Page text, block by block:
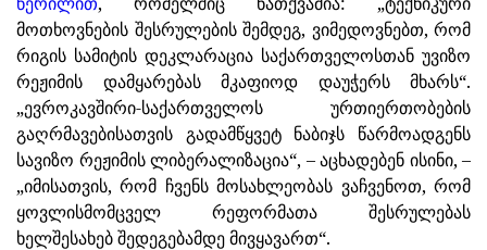
მოთხოვნების შესრულების შემდეგ, ვიმედოვნებთ, რომ
რიგის სამიტის დეკლარაცია საქართველოსთან უვიზო
რეჟიმის დამყარებას მკაფიოდ დაუჭერს მხარს“.
„ევროკავშირი-საქართველოს ურთიერთობების
გაღრმავებისათვის გადამწყვეტ ნაბიჯს წარმოადგენს
სავიზო რეჟიმის ლიბერალიზაცია“, – აცხადებენ ისინი, –
„იმისათვის, რომ ჩვენს მოსახლეობას ვაჩვენოთ, რომ
ყოვლისმომცველ რეფორმათა შესრულებას
ხელშესახებ შედეგებამდე მივყავართ“.